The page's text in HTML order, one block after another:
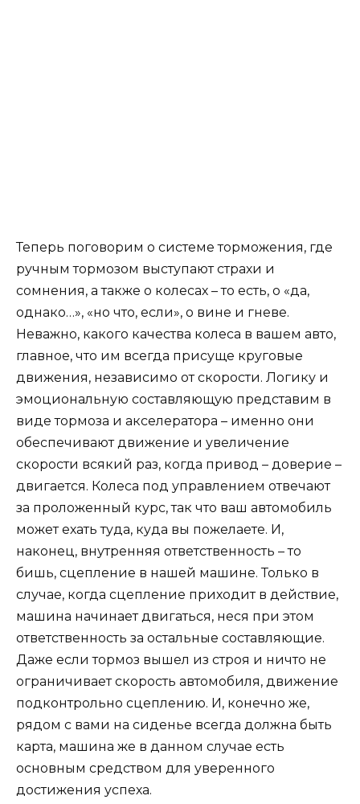
Теперь поговорим о системе торможения, где
ручным тормозом выступают страхи и
сомнения, а также о колесах – то есть, о «да,
однако…», «но что, если», о вине и гневе.
Неважно, какого качества колеса в вашем авто,
главное, что им всегда присуще круговые
движения, независимо от скорости. Логику и
эмоциональную составляющую представим в
виде тормоза и акселератора – именно они
обеспечивают движение и увеличение
скорости всякий раз, когда привод – доверие –
двигается. Колеса под управлением отвечают
за проложенный курс, так что ваш автомобиль
может ехать туда, куда вы пожелаете. И,
наконец, внутренняя ответственность – то
бишь, сцепление в нашей машине. Только в
случае, когда сцепление приходит в действие,
машина начинает двигаться, неся при этом
ответственность за остальные составляющие.
Даже если тормоз вышел из строя и ничто не
ограничивает скорость автомобиля, движение
подконтрольно сцеплению. И, конечно же,
рядом с вами на сиденье всегда должна быть
карта, машина же в данном случае есть
основным средством для уверенного
достижения успеха.